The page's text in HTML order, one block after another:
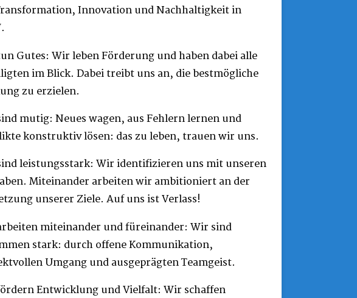
Innovation und Nachhaltigkeit in
Gutes: Wir leben Förderung und haben dabei alle
im Blick. Dabei treibt uns an, die bestmögliche
zu erzielen.
mutig: Neues wagen, aus Fehlern lernen und
konstruktiv lösen: das zu leben, trauen wir uns.
leistungsstark: Wir identifizieren uns mit unseren
Miteinander arbeiten wir ambitioniert an der
unserer Ziele. Auf uns ist Verlass!
miteinander und füreinander: Wir sind
stark: durch offene Kommunikation,
Umgang und ausgeprägten Teamgeist.
Entwicklung und Vielfalt: Wir schaffen